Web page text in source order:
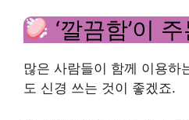
‘깔끔함’이
많은 사람들이 함께 이용하
도 신경 쓰는 것이 좋겠죠.